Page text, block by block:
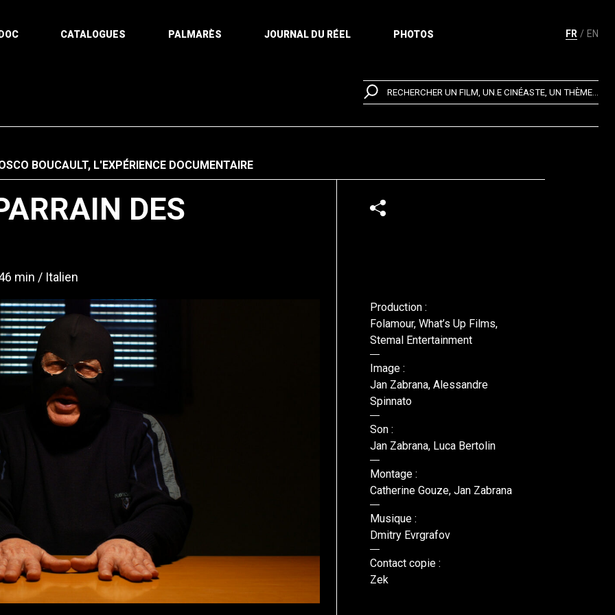
FR EN
CATALOGUES PALMARÈS JOURNAL DU RÉEL PHOTOS
RECHERCHER UN FILM, UN.E CINÉASTE, UN THÈME...
BOUCAULT, L'EXPÉRIENCE DOCUMENTAIRE
DES
min Italien
Production :
Folamour, What’s Up Films,
Stemal Entertainment
Image :
Jan Zabrana, Alessandre
Spinnato
Son :
Jan Zabrana, Luca Bertolin
Montage :
Catherine Gouze, Jan Zabrana
Musique :
Dmitry Evrgrafov
Contact copie :
Zek